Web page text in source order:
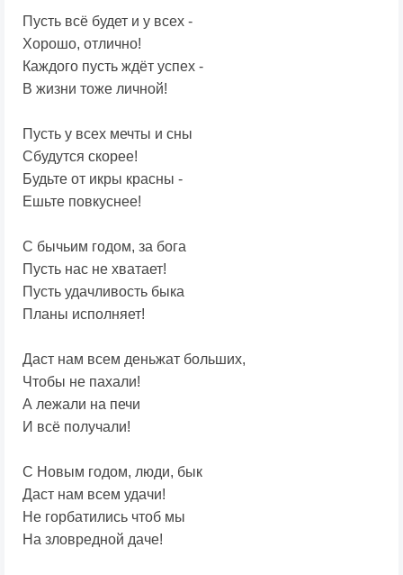
Пусть всё будет и у всех -
Хорошо, отлично!
Каждого пусть ждёт успех -
В жизни тоже личной!
Пусть у всех мечты и сны
Сбудутся скорее!
Будьте от икры красны -
Ешьте повкуснее!
С бычьим годом, за бога
Пусть нас не хватает!
Пусть удачливость быка
Планы исполняет!
Даст нам всем деньжат больших,
Чтобы не пахали!
А лежали на печи
И всё получали!
С Новым годом, люди, бык
Даст нам всем удачи!
Не горбатились чтоб мы
На зловредной даче!